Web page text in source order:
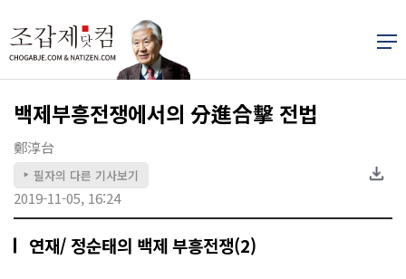
백제부흥전쟁에서의 分進合擊 전법
鄭淳台
▶ 필자의 다른 기사보기
2019-11-05, 16:24
연재/ 정순태의 백제 부흥전쟁(2)